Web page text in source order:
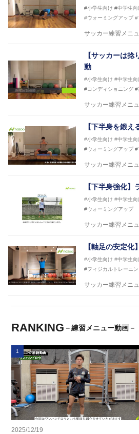
#小学生向け #中学生向
#ウォーミングアップ #
サッカー練習メニ
【サッカーは
動
#小学生向け #中学生向
#コンディショニング #
サッカー練習メニ
【下半身を鍛え
#小学生向け #中学生向
#ウォーミングアップ #
サッカー練習メニ
【下半身強化】
#小学生向け #中学生向
#ウォーミングアップ
サッカー練習メニ
【軸足の安定化
#小学生向け #中学生向
#フィジカルトレーニ
サッカー練習メニ
RANKING －練習メニュー動画－
1
2025/12/19